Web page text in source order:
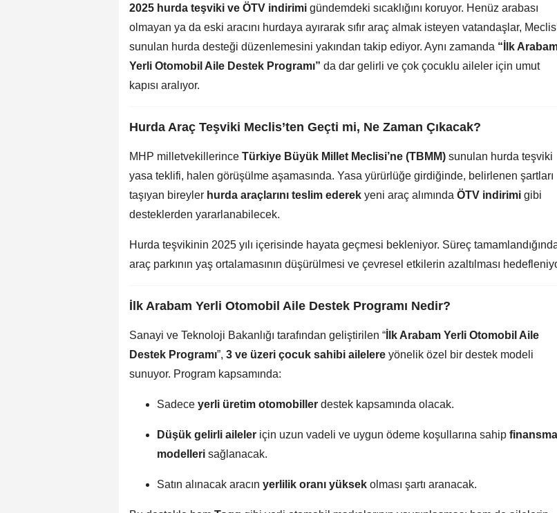
2025 hurda teşviki ve ÖTV indirimi gündemdeki sıcaklığını koruyor. Henüz arabası
olmayan ya da eski aracını hurdaya ayırarak sıfır araç almak isteyen vatandaşlar,
sunulan hurda desteği düzenlemesini yakından takip ediyor. Aynı zamanda “İlk
Yerli Otomobil Aile Destek Programı” da dar gelirli ve çok çocuklu aileler için umut
kapısı aralıyor.
Hurda Araç Teşviki Meclis’ten Geçti mi, Ne Zaman Çıkacak?
MHP milletvekillerince Türkiye Büyük Millet Meclisi’ne (TBMM) sunulan hurda teşviki
yasa teklifi, halen görüşülme aşamasında. Yasa yürürlüğe girdiğinde, belirlenen şartları
taşıyan bireyler hurda araçlarını teslim ederek yeni araç alımında ÖTV indirimi gibi
desteklerden yararlanabilecek.
Hurda teşvikinin 2025 yılı içerisinde hayata geçmesi bekleniyor. Süreç
araç parkının yaş ortalamasının düşürülmesi ve çevresel etkilerin azaltılması
İlk Arabam Yerli Otomobil Aile Destek Programı Nedir?
Sanayi ve Teknoloji Bakanlığı tarafından geliştirilen “ İlk Arabam Yerli Otomobil Aile
Destek Programı”, 3 ve üzeri çocuk sahibi ailelere yönelik özel bir destek modeli
sunuyor. Program kapsamında:
Sadece yerli üretim otomobiller destek kapsamında olacak.
Düşük gelirli aileler için uzun vadeli ve uygun ödeme koşullarına sahip
modelleri sağlanacak.
Satın alınacak aracın yerlilik oranı yüksek olması şartı aranacak.